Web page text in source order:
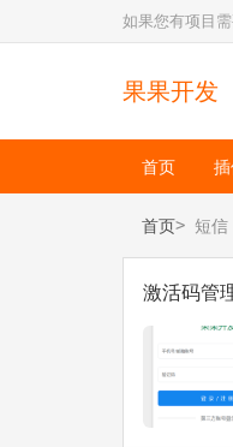
如果您有项目
果果开发
首页
首页 短信
激活码管